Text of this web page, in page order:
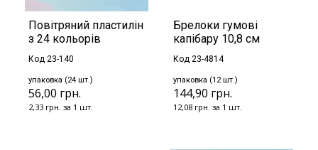
Повітряний пластилін
з 24 кольорів
Код 23-140
упаковка (24 шт.)
56,00 грн.
2,33 грн. за 1 шт.
Брелоки гумові
капібару 10,8 см
Код 23-4814
упаковка (12 шт.)
144,90 грн.
12,08 грн. за 1 шт.